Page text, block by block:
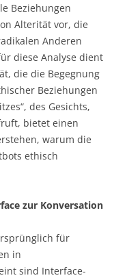
Beziehungen
Alterität vor, die
Anderen
diese Analyse dient
die die Begegnung
Beziehungen
des Gesichts,
bietet einen
warum die
ethisch
zur Konversation
für
in
sind Interface-